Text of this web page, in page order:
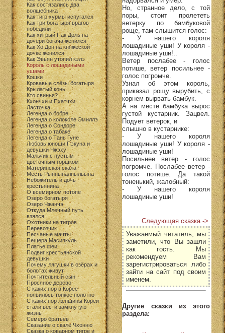
Как состязались два
волшебника
Как тигр хурмы испугался
Как три богатыря врагов
победили
Как хитрый Пак Доль на
дочери богача женился
Как Хо Дон на княжеской
дочке женился
Как Эвьян утопил кэлэ
Король с лошадиными
ушами
Кошки
Кровавые слёзы богатыря
Крылатый конь
Кто свинья?
Кхончхи и Пхатчхи
Ласточка
Легенда о бобре
Легенда о колоколе Эмиллэ
Легенда о Сондоре
Легенда о табаке
Легенда о Тань Гуне
Любовь юноши Пэкуна и
девушки Чжэху
Мальчик с пустым
цветочным горшком
Материнская скала
Месть Рынныналпыльына
Небожитель и дочь
крестьянина
О всемирном потопе
Озеро богатыря
Озеро Чжанчэ
Откуда Млечный путь
взялся
Охотники на тигров
Перевозчик
Песчаные мачты
Пещера Масипкуль
Платье феи
Подвиг крестьянской
девушки
Почему лягушки в озёрах и
болотах живут
Почтительный сын
Просяное дерево
С каких пор в Корее
появилось тонкое полотно
С каких пор женщины Кореи
стали вести замкнутую
жизнь
Семеро братьев
Сказание о скале Чхонню
Сказка о коварном тигре и
Но, странное дело, с той
поры, стоит пролететь
ветерку по бамбуковой
роще, там слышится голос:
- У нашего короля
лошадиные уши! У короля -
лошадиные уши!..
Ветер послабее - голос
потише, ветер посильнее -
голос погромче.
Узнал об этом король,
приказал рощу вырубить, с
корнем вырвать бамбук.
А на месте бамбука вырос
густой кустарник. Зацвел.
Подует ветерок, и
слышно в кустарнике:
- У нашего короля
лошадиные уши! У короля -
лошадиные уши!
Посильнее ветер - голос
погромче. Послабее ветер -
голос потише. Да такой
тоненький, жалобный:
- У нашего короля
лошадиные уши!
Следующая сказка ->
Уважаемый читатель, мы
заметили, что Вы зашли
как гость. Мы
рекомендуем Вам
зарегистрироваться либо
зайти на сайт под своим
именем.
Другие сказки из этого
раздела: